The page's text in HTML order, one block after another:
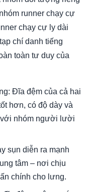
runner chạy cự
chạy cự ly dài
chí danh tiếng
toàn tư duy của
Đĩa đệm của cả hai
hơn, có độ dày và
với nhóm người lười
sụn diễn ra mạnh
tâm – nơi chịu
chính cho lưng.